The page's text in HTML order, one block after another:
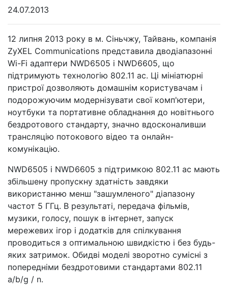
24.07.2013
12 липня 2013 року в м. Сіньчжу, Тайвань, компанія
ZyXEL Communications представила дводіапазонні
Wi-Fi адаптери NWD6505 і NWD6605, що
підтримують технологію 802.11 ac. Ці мініатюрні
пристрої дозволяють домашнім користувачам і
подорожуючим модернізувати свої комп'ютери,
ноутбуки та портативне обладнання до новітнього
бездротового стандарту, значно вдосконаливши
трансляцію потокового відео та онлайн-
комунікацію.
NWD6505 і NWD6605 з підтримкою 802.11 ac мають
збільшену пропускну здатність завдяки
використанню менш "зашумленого" діапазону
частот 5 ГГц. В результаті, передача фільмів,
музики, голосу, пошук в інтернет, запуск
мережевих ігор і додатків для спілкування
проводиться з оптимальною швидкістю і без будь-
яких затримок. Обидві моделі зворотно сумісні з
попередніми бездротовими стандартами 802.11
a/b/g / n.